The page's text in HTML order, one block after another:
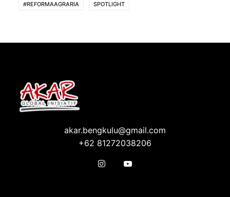
#REFORMAAGRARIA SPOTLIGHT
akar.bengkulu@gmail.com
+62 81272038206